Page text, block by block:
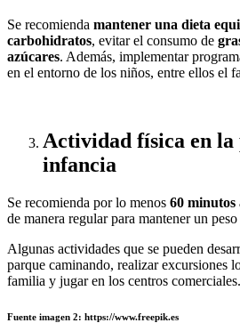
Se recomienda mantener una dieta
carbohidratos, evitar el consumo de
azúcares. Además, implementar
en el entorno de los niños, entre ellos el
Actividad física en
infancia
Se recomienda por lo menos 60 minutos
de manera regular para mantener un
Algunas actividades que se pueden
parque caminando, realizar excursiones
familia y jugar en los centros comerciales.
Fuente imagen 2: https://www.freepik.es